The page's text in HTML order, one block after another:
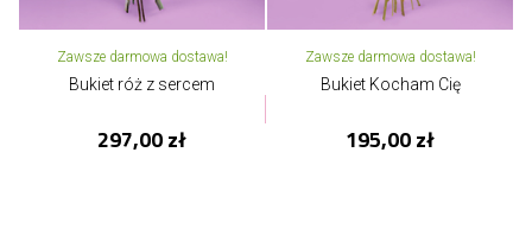
Zawsze darmowa dostawa!
Bukiet róż z sercem
297,00 zł
Zawsze darmowa dostawa!
Bukiet Kocham Cię
195,00 zł